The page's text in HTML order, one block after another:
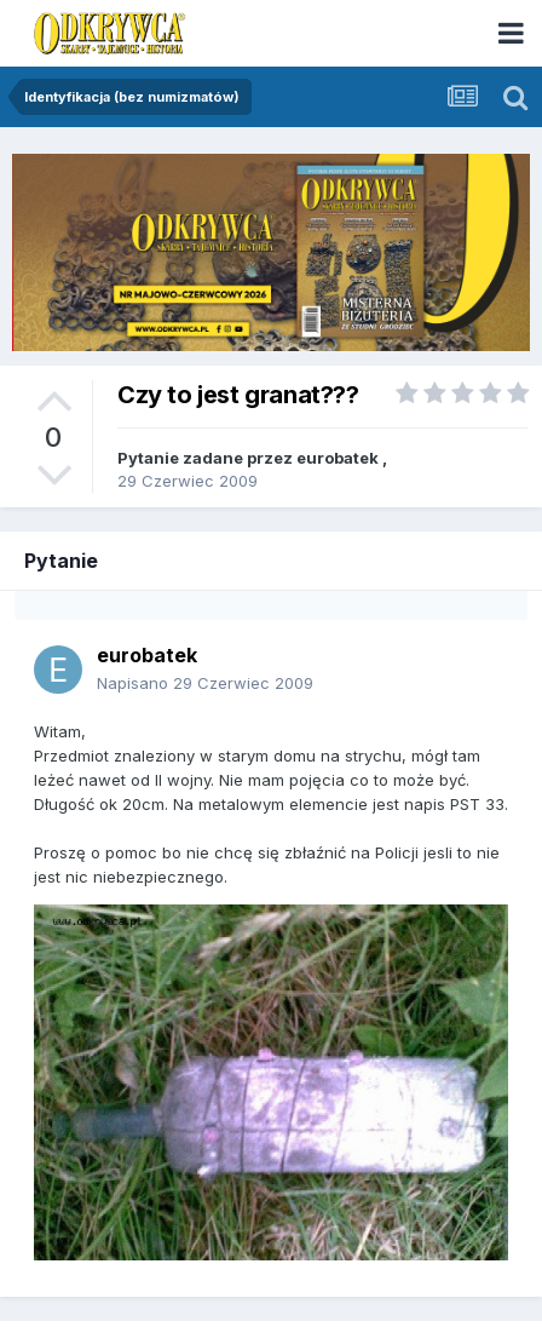
Identyfikacja (bez numizmatów)
0
Czy to jest granat???
Pytanie zadane przez eurobatek
29 Czerwiec 2009
Pytanie
eurobatek
Napisano 29 Czerwiec 2009
Witam,
Przedmiot znaleziony w starym domu na strychu, mógł tam
leżeć nawet od II wojny. Nie mam pojęcia co to może być.
Długość ok 20cm. Na metalowym elemencie jest napis PST 33.
Proszę o pomoc bo nie chcę się zbłaźnić na Policji jesli to nie
jest nic niebezpiecznego.